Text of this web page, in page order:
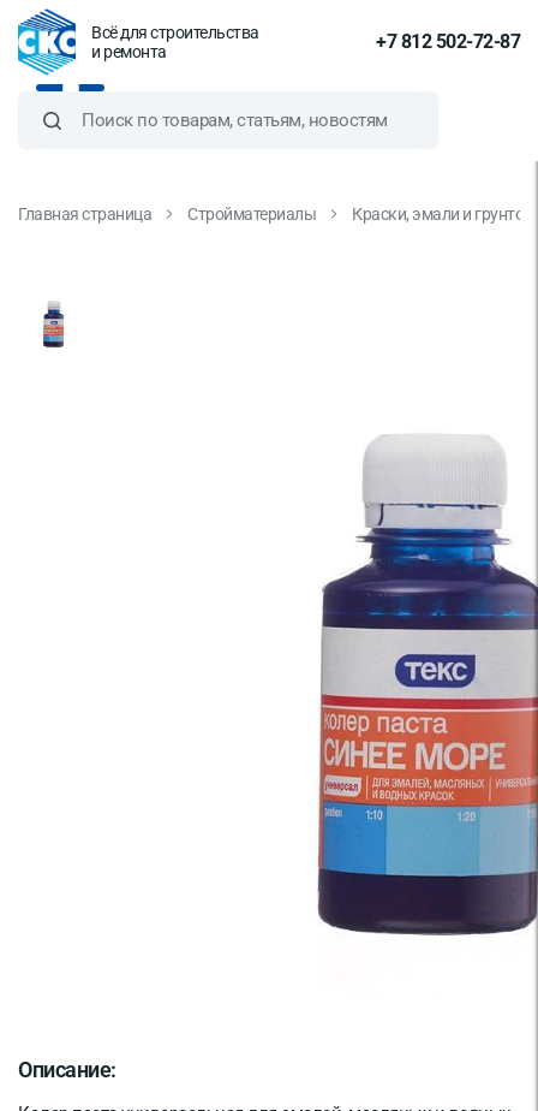
Всё для строительства
и ремонта
+7 812 502-72-87
Главная страница Стройматериалы Краски, эмали и
синее-море №17 0.1 л
Описание: